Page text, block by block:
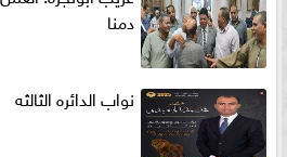
دمنا
نواب الدائره الثالثه